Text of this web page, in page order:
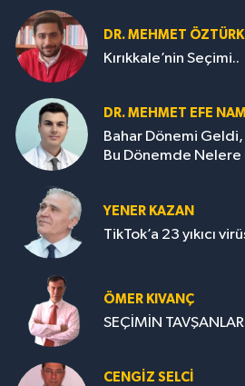
DR. MEHMET ÖZTÜRK
Kırıkkale’nin Seçimi..
DR. MEHMET EFE
Bahar Dönemi Geldi,
Bu Dönemde Nelere
YENER KAZAN
TikTok’a 23 yıkıcı
ÖMER KIVANÇ
SEÇİMİN
CENGİZ SELCİ